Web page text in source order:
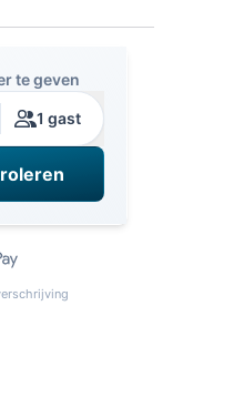
te geven
1 gast